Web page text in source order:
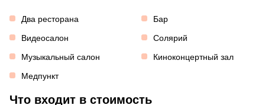
Два ресторана
Бар
Видеосалон
Солярий
Музыкальный салон
Киноконцертный зал
Медпункт
Что входит в стоимость